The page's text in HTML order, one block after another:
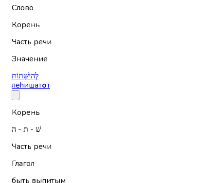
Слово
Корень
Часть речи
Значение
לְהִישָּׁתוֹת
леhишатот
Корень
שׁ - ת - ה
Часть речи
Глагол
быть выпитым